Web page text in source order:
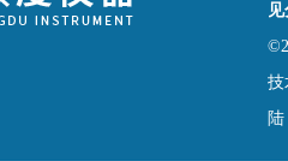
技
陆